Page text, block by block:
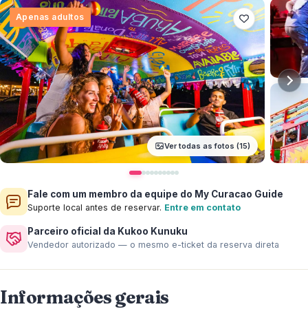
Apenas adultos
Ver todas as fotos (15)
Fale com um membro da equipe do My Curacao Guide
Suporte local antes de reservar. Entre em contato
Parceiro oficial da Kukoo Kunuku
Vendedor autorizado — o mesmo e-ticket da reserva direta
Informações gerais